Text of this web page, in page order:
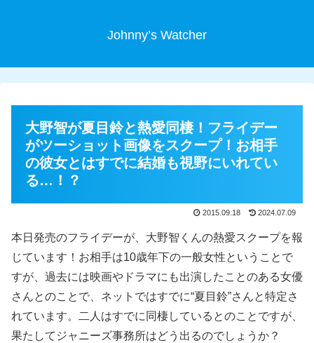
Johnny’s Watcher
大野智が夏目鈴と熱愛同棲！フライデー
がツーショット画像をスクープ！お相手
の彼女とはすでに結婚も視野にいれてい
る…！？
2015.09.18 2024.07.09
本日発売のフライデーが、大野智くんの熱愛スクープを報
じています！お相手は10歳年下の一般女性ということで
すが、過去には映画やドラマにも出演したことのある女優
さんとのことで、ネットではすでに“夏目鈴”さんと特定さ
れています。二人はすでに同棲しているとのことですが、
果たしてジャニーズ事務所はどう出るのでしょうか？